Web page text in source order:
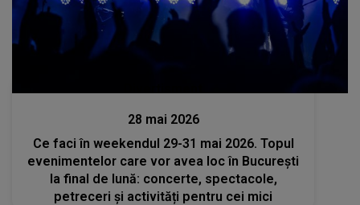
28 mai 2026
Ce faci în weekendul 29-31 mai 2026. Topul
evenimentelor care vor avea loc în București
la final de lună: concerte, spectacole,
petreceri și activități pentru cei mici